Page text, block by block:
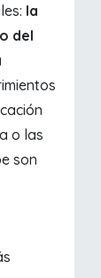
la
del
o las
son